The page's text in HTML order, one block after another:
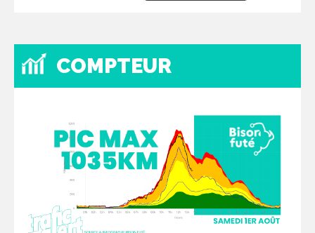
COMPTEUR